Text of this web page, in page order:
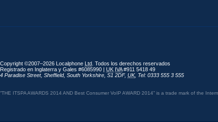
Copyright ©2007–2026 Localphone Ltd . Todos los derechos reservados
Registrado en Inglaterra y Gales #6085990 | UK IVA#911 5418 49
4 Paradise Street, Sheffield, South Yorkshire S1 2DF, UK, Tel: 0333 555 3 555
“THE ITSPA AWARDS 2014 AND Best Consumer VoIP AWARD 2014” is a trade mark of the